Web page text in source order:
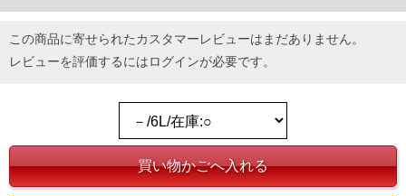
この商品に寄せられたカスタマーレビューはまだありません。
レビューを評価するにはログインが必要です。